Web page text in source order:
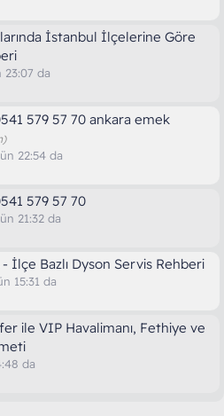
İstanbul İlçelerine Göre
23:07 da
579 57 70 ankara emek
22:54 da
579 57 70
21:32 da
İlçe Bazlı Dyson Servis Rehberi
15:31 da
ile VIP Havalimanı, Fethiye ve
da